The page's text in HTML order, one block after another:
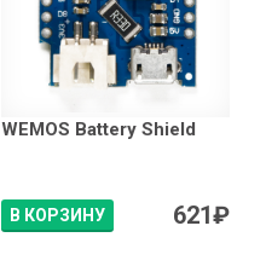
WEMOS Battery Shield
В КОРЗИНУ 621₽